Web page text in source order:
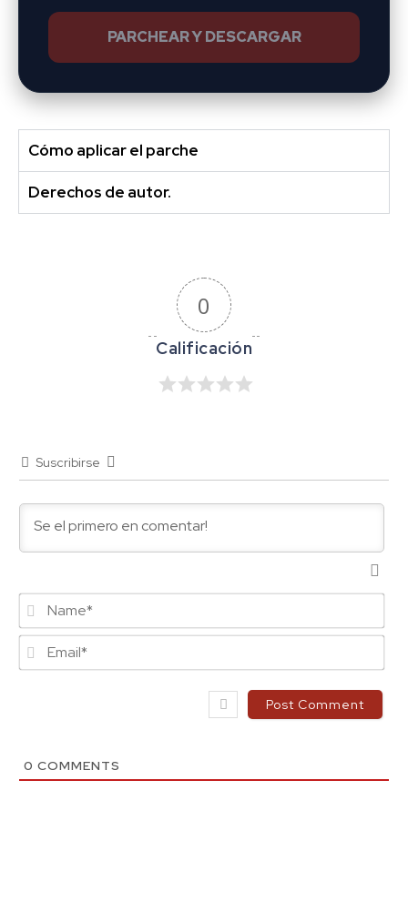
PARCHEAR Y DESCARGAR
Cómo aplicar el parche
Derechos de autor.
0
Suscribirse
0 COMMENTS